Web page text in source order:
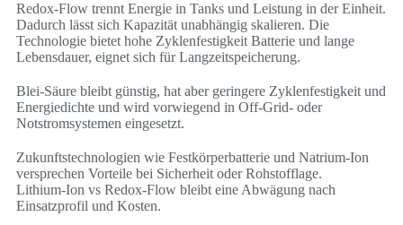
Redox‑Flow trennt Energie in Tanks und Leistung in der Einheit.
Dadurch lässt sich Kapazität unabhängig skalieren. Die
Technologie bietet hohe Zyklenfestigkeit Batterie und lange
Lebensdauer, eignet sich für Langzeitspeicherung.
Blei‑Säure bleibt günstig, hat aber geringere Zyklenfestigkeit und
Energiedichte und wird vorwiegend in Off‑Grid- oder
Notstromsystemen eingesetzt.
Zukunftstechnologien wie Festkörperbatterie und Natrium‑Ion
versprechen Vorteile bei Sicherheit oder Rohstofflage.
Lithium‑Ion vs Redox‑Flow bleibt eine Abwägung nach
Einsatzprofil und Kosten.